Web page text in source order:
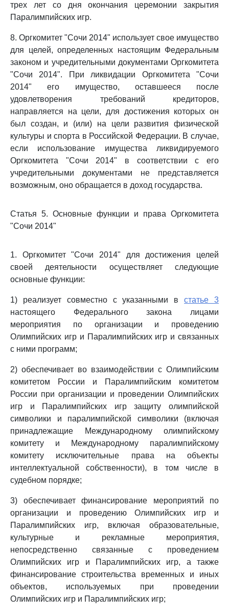
трех лет со дня окончания церемонии закрытия
Паралимпийских игр.
8. Оргкомитет "Сочи 2014" использует свое имущество
для целей, определенных настоящим Федеральным
законом и учредительными документами Оргкомитета
"Сочи 2014". При ликвидации Оргкомитета "Сочи
2014" его имущество, оставшееся после
удовлетворения требований кредиторов,
направляется на цели, для достижения которых он
был создан, и (или) на цели развития физической
культуры и спорта в Российской Федерации. В случае,
если использование имущества ликвидируемого
Оргкомитета "Сочи 2014" в соответствии с его
учредительными документами не представляется
возможным, оно обращается в доход государства.
Статья 5. Основные функции и права Оргкомитета
"Сочи 2014"
1. Оргкомитет "Сочи 2014" для достижения целей
своей деятельности осуществляет следующие
основные функции:
1) реализует совместно с указанными встатье 3
настоящего Федерального закона лицами
мероприятия по организации и проведению
Олимпийских игр и Паралимпийских игр и связанных
с ними программ;
2) обеспечивает во взаимодействии с Олимпийским
комитетом России и Паралимпийским комитетом
России при организации и проведении Олимпийских
игр и Паралимпийских игр защиту олимпийской
символики и паралимпийской символики (включая
принадлежащие Международному олимпийскому
комитету и Международному паралимпийскому
комитету исключительные права на объекты
интеллектуальной собственности), в том числе в
судебном порядке;
3) обеспечивает финансирование мероприятий по
организации и проведению Олимпийских игр и
Паралимпийских игр, включая образовательные,
культурные и рекламные мероприятия,
непосредственно связанные с проведением
Олимпийских игр и Паралимпийских игр, а также
финансирование строительства временных и иных
объектов, используемых при проведении
Олимпийских игр и Паралимпийских игр;